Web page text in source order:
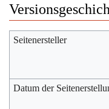
Seitenersteller
Datum der